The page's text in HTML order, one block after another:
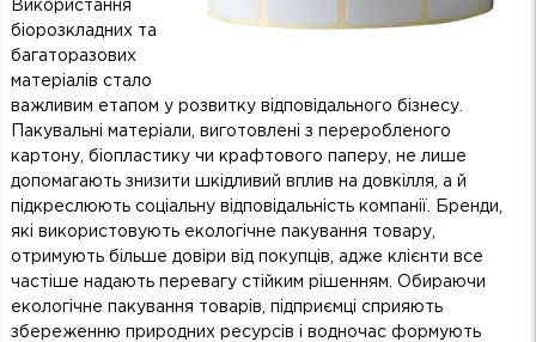
Використання
біорозкладних та
багаторазових
матеріалів стало
важливим етапом у розвитку відповідального бізнесу.
Пакувальні матеріали, виготовлені з переробленого
картону, біопластику чи крафтового паперу, не лише
допомагають знизити шкідливий вплив на довкілля, а й
підкреслюють соціальну відповідальність компанії. Бренди,
які використовують екологічне пакування товару,
отримують більше довіри від покупців, адже клієнти все
частіше надають перевагу стійким рішенням. Обираючи
екологічне пакування товарів, підприємці сприяють
збереженню природних ресурсів і водночас формують